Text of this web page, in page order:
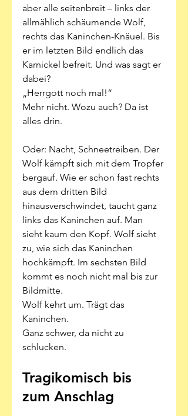
aber alle seitenbreit – links der
allmählich schäumende Wolf,
rechts das Kaninchen-Knäuel. Bis
er im letzten Bild endlich das
Karnickel befreit. Und was sagt er
dabei?
„Herrgott noch mal!“
Mehr nicht. Wozu auch? Da ist
alles drin.
Oder: Nacht, Schneetreiben. Der
Wolf kämpft sich mit dem Tropfer
bergauf. Wie er schon fast rechts
aus dem dritten Bild
hinausverschwindet, taucht ganz
links das Kaninchen auf. Man
sieht kaum den Kopf. Wolf sieht
zu, wie sich das Kaninchen
hochkämpft. Im sechsten Bild
kommt es noch nicht mal bis zur
Bildmitte.
Wolf kehrt um. Trägt das
Kaninchen.
Ganz schwer, da nicht zu
schlucken.
Tragikomisch bis
zum Anschlag